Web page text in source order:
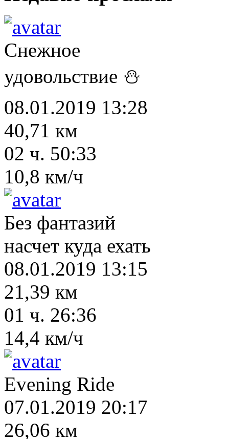
Снежное
удовольствие ⛄
08.01.2019 13:28
40,71 км
02 ч. 50:33
10,8 км/ч
Без фантазий
насчет куда ехать
08.01.2019 13:15
21,39 км
01 ч. 26:36
14,4 км/ч
Evening Ride
07.01.2019 20:17
26,06 км